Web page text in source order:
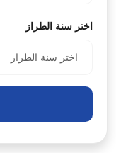
اختر سنة الطراز
اختر سنة الطراز